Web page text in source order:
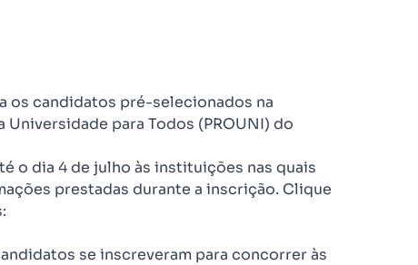
os candidatos pré-selecionados na
para Todos (PROUNI) do
o dia 4 de julho às instituições nas quais
prestadas durante a inscrição. Clique
se inscreveram para concorrer às